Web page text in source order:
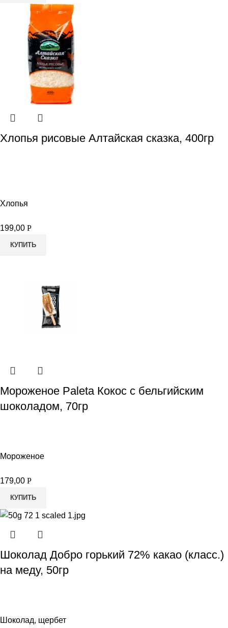
Хлопья рисовые Алтайская сказка, 400гр
Хлопья
199,00 Р
КУПИТЬ
Мороженое Paleta Кокос с бельгийским
шоколадом, 70гр
Мороженое
179,00 Р
КУПИТЬ
Шоколад Добро горький 72% какао (класс.)
на меду, 50гр
Шоколад, щербет